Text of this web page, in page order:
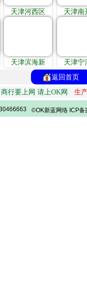
天津河西区 天津南
天津滨海新 天津宁
返回首页
商行要上网 请上OK网 生
©OK新蓝网络 ICP